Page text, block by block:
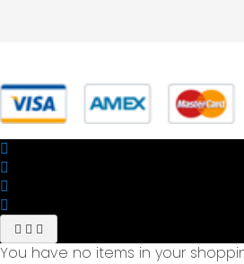
You have no items in your